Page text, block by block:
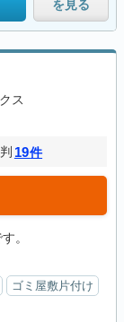
を見る
ス
19件
。
ゴミ屋敷片付け